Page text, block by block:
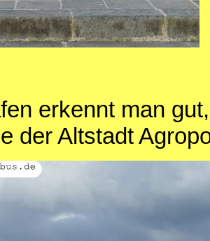
erkennt man
der Altstadt